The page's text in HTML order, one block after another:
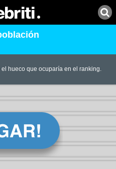
hueco que ocuparía en el ranking.